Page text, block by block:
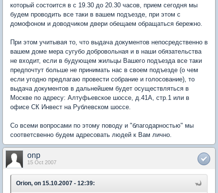
который состоится в с 19.30 до 20.30 часов, прием сегодня мы
будем проводить все таки в вашем подъезде, при этом с
домофоном и доводчиком двери обещаем обращаться бережно.
При этом учитывая то, что выдача документов непосредственно в
вашем доме мера сугубо добровольная и в наши обязательства
не входит, если в будующем жильцы Вашего подъезда все таки
предпочтут больше не принимать нас в своем подъезде (о чем
если угодно предлагаю провести собрание и голосование), то
выдача документов в дальнейшем будет осуществляться в
Москве по адресу: Алтуфьевское шоссе, д.41А, стр.1 или в
офисе СК Инвест на Рублевском шоссе.
Со всеми вопросами по этому поводу и "благодарностью" мы
соответсвенно будем адресовать людей к Вам лично.
onp
15 Oct 2007
Orion, on 15.10.2007 - 12:39: